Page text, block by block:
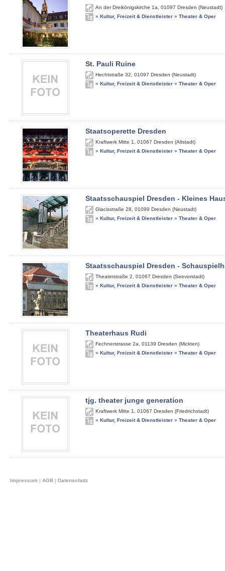
An der Dreikönigskirche 1a 01097 Dresden (Neustadt)
» Kultur, Freizeit & Dienstleister » Theater & Oper
St. Pauli Ruine
Hechtstraße 32 01097 Dresden (Neustadt)
» Kultur, Freizeit & Dienstleister » Theater & Oper
Staatsoperette Dresden
Kraftwerk Mitte 1 01067 Dresden (Altstadt)
» Kultur, Freizeit & Dienstleister » Theater & Oper
Staatsschauspiel Dresden - Kleines
Glacisstraße 28 01099 Dresden (Neustadt)
» Kultur, Freizeit & Dienstleister » Theater & Oper
Staatsschauspiel Dresden -
Theaterstraße 2 01067 Dresden (Seevorstadt)
» Kultur, Freizeit & Dienstleister » Theater & Oper
Theaterhaus Rudi
Fechnerstrasse 2a 01139 Dresden (Mickten)
» Kultur, Freizeit & Dienstleister » Theater & Oper
tjg. theater junge generation
Kraftwerk Mitte 1 01067 Dresden (Friedrichstadt)
» Kultur, Freizeit & Dienstleister » Theater & Oper
Impressum | AGB | Datenschutz